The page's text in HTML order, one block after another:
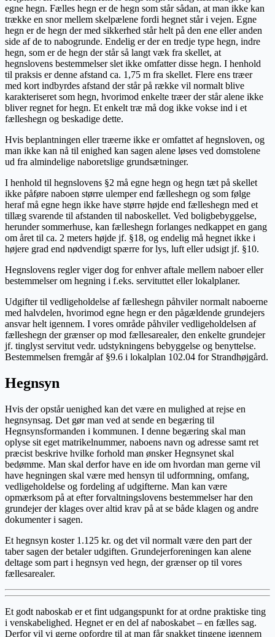
egne hegn. Fælles hegn er de hegn som står sådan, at man ikke kan
trække en snor mellem skelpælene fordi hegnet står i vejen. Egne
hegn er de hegn der med sikkerhed står helt på den ene eller anden
side af de to nabogrunde. Endelig er der en tredje type hegn, indre
hegn, som er de hegn der står så langt væk fra skellet, at
hegnslovens bestemmelser slet ikke omfatter disse hegn. I henhold
til praksis er denne afstand ca. 1,75 m fra skellet. Flere ens træer
med kort indbyrdes afstand der står på række vil normalt blive
karakteriseret som hegn, hvorimod enkelte træer der står alene ikke
bliver regnet for hegn. Et enkelt træ må dog ikke vokse ind i et
fælleshegn og beskadige dette.
Hvis beplantningen eller træerne ikke er omfattet af hegnsloven, og
man ikke kan nå til enighed kan sagen alene løses ved domstolene
ud fra almindelige naboretslige grundsætninger.
I henhold til hegnslovens §2 må egne hegn og hegn tæt på skellet
ikke påføre naboen større ulemper end fælleshegn og som følge
heraf må egne hegn ikke have større højde end fælleshegn med et
tillæg svarende til afstanden til naboskellet. Ved boligbebyggelse,
herunder sommerhuse, kan fælleshegn forlanges nedkappet en gang
om året til ca. 2 meters højde jf. §18, og endelig må hegnet ikke i
højere grad end nødvendigt spærre for lys, luft eller udsigt jf. §10.
Hegnslovens regler viger dog for enhver aftale mellem naboer eller
bestemmelser om hegning i f.eks. servituttet eller lokalplaner.
Udgifter til vedligeholdelse af fælleshegn påhviler normalt naboerne
med halvdelen, hvorimod egne hegn er den pågældende grundejers
ansvar helt igennem. I vores område påhviler vedligeholdelsen af
fælleshegn der grænser op mod fællesarealer, den enkelte grundejer
jf. tinglyst servitut vedr. udstykningens bebyggelse og benyttelse.
Bestemmelsen fremgår af §9.6 i lokalplan 102.04 for Strandhøjgård.
Hegnsyn
Hvis der opstår uenighed kan det være en mulighed at rejse en
hegnsynsag. Det gør man ved at sende en begæring til
Hegnsynsformanden i kommunen. I denne begæring skal man
oplyse sit eget matrikelnummer, naboens navn og adresse samt ret
præcist beskrive hvilke forhold man ønsker Hegnsynet skal
bedømme. Man skal derfor have en ide om hvordan man gerne vil
have hegningen skal være med hensyn til udformning, omfang,
vedligeholdelse og fordeling af udgifterne. Man kan være
opmærksom på at efter forvaltningslovens bestemmelser har den
grundejer der klages over altid krav på at se både klagen og andre
dokumenter i sagen.
Et hegnsyn koster 1.125 kr. og det vil normalt være den part der
taber sagen der betaler udgiften. Grundejerforeningen kan alene
deltage som part i hegnsyn ved hegn, der grænser op til vores
fællesarealer.
Et godt naboskab er et fint udgangspunkt for at ordne praktiske ting
i venskabelighed. Hegnet er en del af naboskabet – en fælles sag.
Derfor vil vi gerne opfordre til at man får snakket tingene igennem